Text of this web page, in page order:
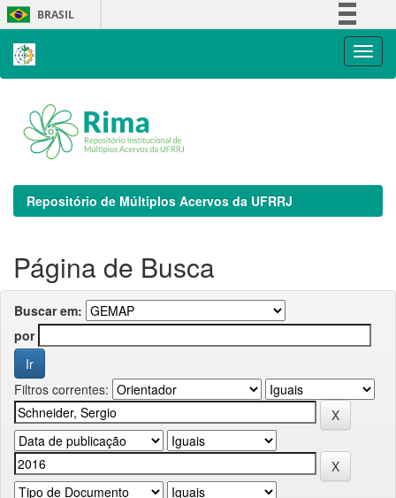
Skip
navigation
BRASIL
Repositório de Múltiplos Acervos da UFRRJ
Página de Busca
Buscar em:
por
Filtros correntes: